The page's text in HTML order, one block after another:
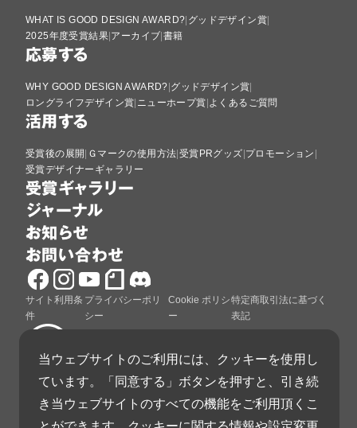
WHAT IS GOOD DESIGN AWARD? グッドデザイン賞
2025年度受賞結果 アーカイブ 書籍
応募する
WHY GOOD DESIGN AWARD? グッドデザイン賞
ロングライフデザイン賞 ニューホープ賞 よくあるご質問
活用する
受賞後の展開 Ｇマークの使用方法 受賞PRグッズ プロモーション
受賞デザイナーギャラリー
受賞ギャラリー
ジャーナル
お知らせ
お問い合わせ
サイト利用条
件
プライバシーポリ
シー
Cookie ポリシ
ー
特定商取引法に基づく
表記
グッドデザイン賞は、公益財団法人日本デザイン振興
会が運営しています。
当ウェブサイトのご利用には、クッキーを使用し
ています。「同意する」ボタンを押すと、引き続
き当ウェブサイトのすべての機能をご利用頂くこ